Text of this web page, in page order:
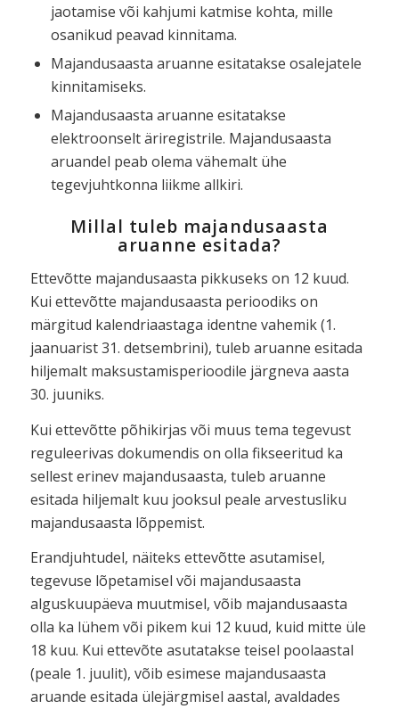
jaotamise või kahjumi katmise kohta, mille
osanikud peavad kinnitama.
Majandusaasta aruanne esitatakse osalejatele
kinnitamiseks.
Majandusaasta aruanne esitatakse
elektroonselt äriregistrile. Majandusaasta
aruandel peab olema vähemalt ühe
tegevjuhtkonna liikme allkiri.
Millal tuleb majandusaasta
aruanne esitada?
Ettevõtte majandusaasta pikkuseks on 12 kuud.
Kui ettevõtte majandusaasta perioodiks on
märgitud kalendriaastaga identne vahemik (1.
jaanuarist 31. detsembrini), tuleb aruanne esitada
hiljemalt maksustamisperioodile järgneva aasta
30. juuniks.
Kui ettevõtte põhikirjas või muus tema tegevust
reguleerivas dokumendis on olla fikseeritud ka
sellest erinev majandusaasta, tuleb aruanne
esitada hiljemalt kuu jooksul peale arvestusliku
majandusaasta lõppemist.
Erandjuhtudel, näiteks ettevõtte asutamisel,
tegevuse lõpetamisel või majandusaasta
alguskuupäeva muutmisel, võib majandusaasta
olla ka lühem või pikem kui 12 kuud, kuid mitte üle
18 kuu. Kui ettevõte asutatakse teisel poolaastal
(peale 1. juulit), võib esimese majandusaasta
aruande esitada ülejärgmisel aastal, avaldades